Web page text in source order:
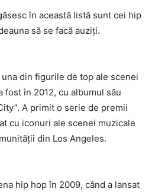
în această listă sunt cei hip
să se facă auziți.
din figurile de top ale scenei
fost în 2012, cu albumul său
A primit o serie de premii
cu iconuri ale scenei muzicale
din Los Angeles.
hip hop în 2009, când a lansat